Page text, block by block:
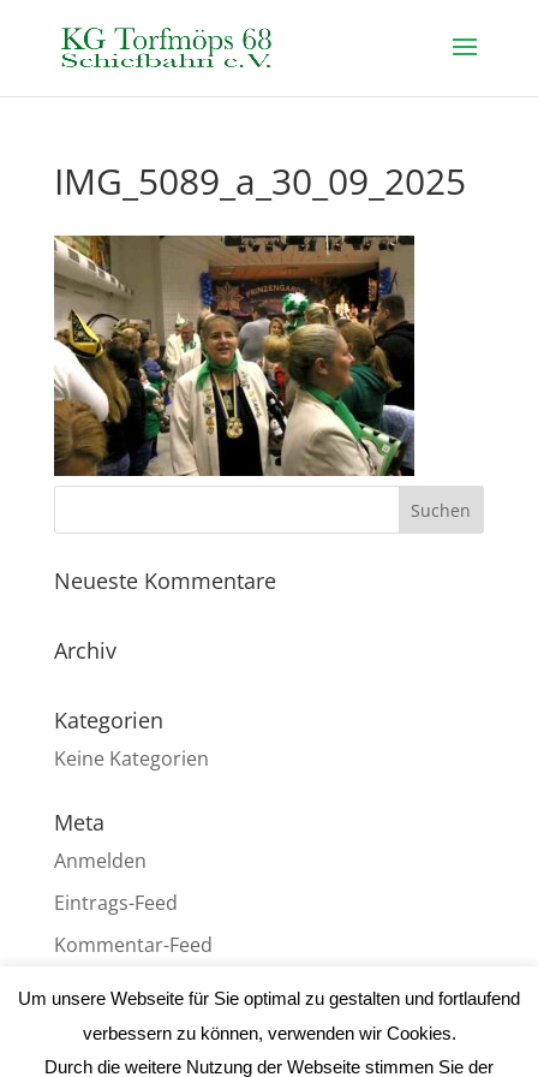
IMG_5089_a_30_09_2025
Neueste Kommentare
Archiv
Kategorien
Keine Kategorien
Meta
Anmelden
Eintrags-Feed
Kommentar-Feed
WordPress.org
Um unsere Webseite für Sie optimal zu gestalten und fortlaufend
verbessern zu können, verwenden wir Cookies.
Durch die weitere Nutzung der Webseite stimmen Sie der